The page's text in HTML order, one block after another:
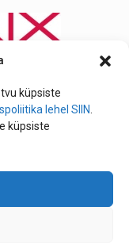
küpsiste
lehel SIIN
küpsiste